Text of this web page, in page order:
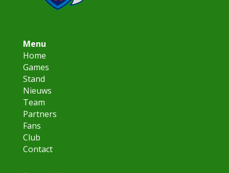
Menu
Home
Games
Stand
Nieuws
Team
Partners
Fans
Club
Contact